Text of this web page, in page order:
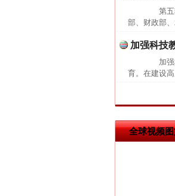
第五轮
部、财政部
加强科技
加强
育。在建设
全球视频